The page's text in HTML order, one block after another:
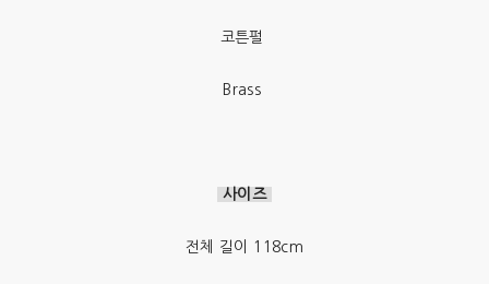
코튼펄
Brass
사이즈
전체 길이 118cm